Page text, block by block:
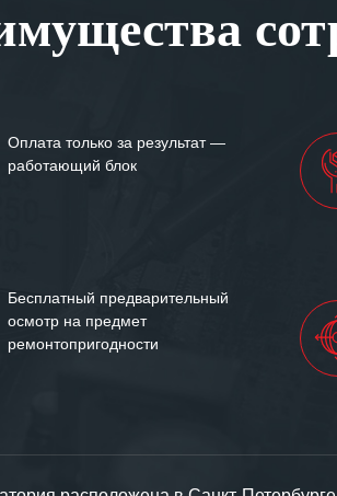
Мы высоко ценим
«555» долгих лет
Оплата только за результат —
работающий блок
Бесплатный предварительный
осмотр на предмет
ремонтопригодности